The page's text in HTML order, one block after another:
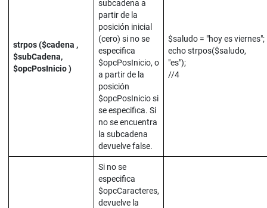
strpos ($cadena ,
$subCadena,
$opcPosInicio )
subcadena a
partir de la
posición inicial
(cero) si no se
especifica
$opcPosInicio, o
a partir de la
posición
$opcPosInicio si
se especifica. Si
no se encuentra
la subcadena
devuelve false.
$saludo = "hoy es viernes";
echo strpos($saludo,
"es");
//4
Si no se
especifica
$opcCaracteres,
devuelve la